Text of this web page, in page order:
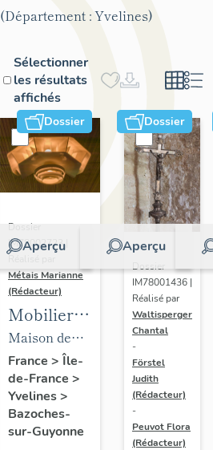
(Département : Yvelines)
Sélectionner
les résultats
affichés
Dossier
Aperçu
Dossier
IM78002723 |
Métais Marianne
(Rédacteur)
Mobilier
de la
maison
Louis
Carré
Maison de
villégiature
dite maison
Louis Carré
France > Île-
de-France >
Yvelines>
Bazoches-
sur-Guyonne
Dossier
Aperçu
Dossier
IM78001436 |
Réalisé par
Waltisperger
Chantal
-
Förstel
Judith
(Rédacteur)
-
Peuvot Flora
(Rédacteur)